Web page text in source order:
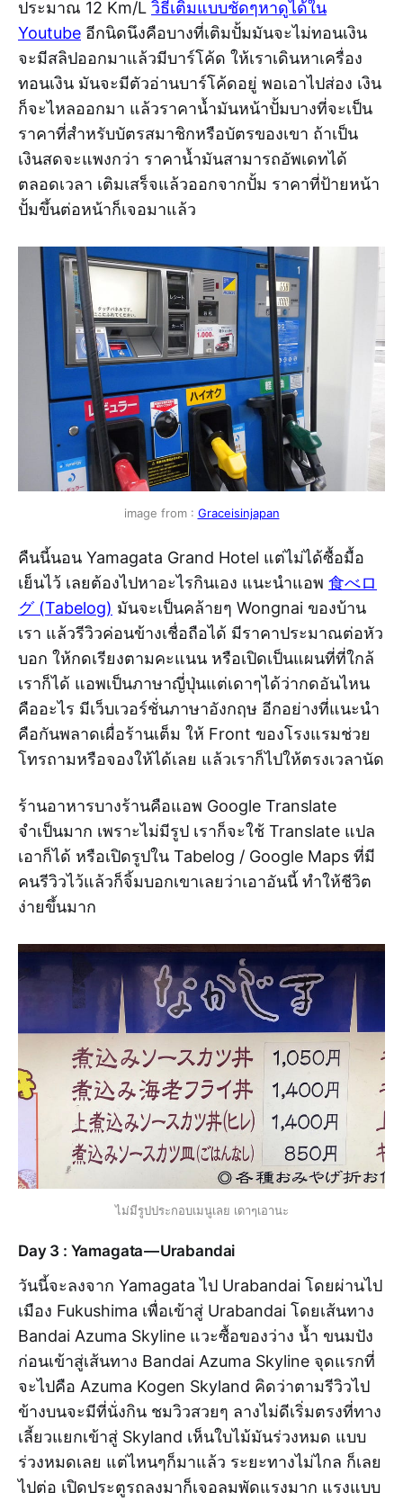
ประมาณ 12 Km/L วิธีเติมแบบชัดๆหาดูได้ใน
Youtube อีกนิดนึงคือบางที่เติมปั้มมันจะไม่ทอนเงิน
จะมีสลิปออกมาแล้วมีบาร์โค้ด ให้เราเดินหาเครื่อง
ทอนเงิน มันจะมีตัวอ่านบาร์โค้ดอยู่ พอเอาไปส่อง เงิน
ก็จะไหลออกมา แล้วราคาน้ำมันหน้าปั้มบางที่จะเป็น
ราคาที่สำหรับบัตรสมาชิกหรือบัตรของเขา ถ้าเป็น
เงินสดจะแพงกว่า ราคาน้ำมันสามารถอัพเดทได้
ตลอดเวลา เติมเสร็จแล้วออกจากปั้ม ราคาที่ป้ายหน้า
ปั้มขึ้นต่อหน้าก็เจอมาแล้ว
image from : Graceisinjapan
คืนนี้นอน Yamagata Grand Hotel แต่ไม่ได้ซื้อมื้อ
เย็นไว้ เลยต้องไปหาอะไรกินเอง แนะนำแอพ 食べロ
グ (Tabelog) มันจะเป็นคล้ายๆ Wongnai ของบ้าน
เรา แล้วรีวิวค่อนข้างเชื่อถือได้ มีราคาประมาณต่อหัว
บอก ให้กดเรียงตามคะแนน หรือเปิดเป็นแผนที่ที่ใกล้
เราก็ได้ แอพเป็นภาษาญี่ปุ่นแต่เดาๆได้ว่ากดอันไหน
คืออะไร มีเว็บเวอร์ชั่นภาษาอังกฤษ อีกอย่างที่แนะนำ
คือกันพลาดเผื่อร้านเต็ม ให้ Front ของโรงแรมช่วย
โทรถามหรือจองให้ได้เลย แล้วเราก็ไปให้ตรงเวลานัด
ร้านอาหารบางร้านคือแอพ Google Translate
จำเป็นมาก เพราะไม่มีรูป เราก็จะใช้ Translate แปล
เอาก็ได้ หรือเปิดรูปใน Tabelog / Google Maps ที่มี
คนรีวิวไว้แล้วก็จิ้มบอกเขาเลยว่าเอาอันนี้ ทำให้ชีวิต
ง่ายขึ้นมาก
ไม่มีรูปประกอบเมนูเลย เดาๆเอานะ
Day 3 : Yamagata — Urabandai
วันนี้จะลงจาก Yamagata ไป Urabandai โดยผ่านไป
เมือง Fukushima เพื่อเข้าสู่ Urabandai โดยเส้นทาง
Bandai Azuma Skyline แวะซื้อของว่าง น้ำ ขนมปัง
ก่อนเข้าสู่เส้นทาง Bandai Azuma Skyline จุดแรกที่
จะไปคือ Azuma Kogen Skyland คิดว่าตามรีวิวไป
ข้างบนจะมีที่นั่งกิน ชมวิวสวยๆ ลางไม่ดีเริ่มตรงที่ทาง
เลี้ยวแยกเข้าสู่ Skyland เห็นใบไม้มันร่วงหมด แบบ
ร่วงหมดเลย แต่ไหนๆก็มาแล้ว ระยะทางไม่ไกล ก็เลย
ไปต่อ เปิดประตูรถลงมาก็เจอลมพัดแรงมาก แรงแบบ